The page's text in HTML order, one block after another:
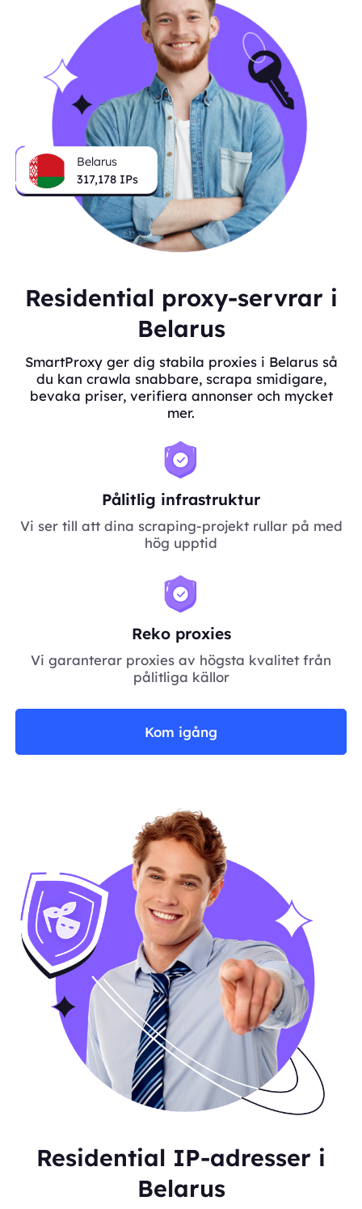
Belarus
317,178 IPs
Residential proxy-servrar i
Belarus
SmartProxy ger dig stabila proxies i Belarus så
du kan crawla snabbare, scrapa smidigare,
bevaka priser, verifiera annonser och mycket
mer.
Pålitlig infrastruktur
Vi ser till att dina scraping-projekt rullar på med
hög upptid
Reko proxies
Vi garanterar proxies av högsta kvalitet från
pålitliga källor
Kom igång
Residential IP-adresser i
Belarus